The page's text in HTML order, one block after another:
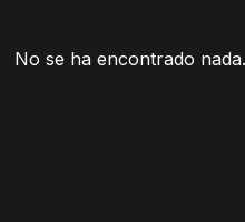
No se ha encontrado nada.